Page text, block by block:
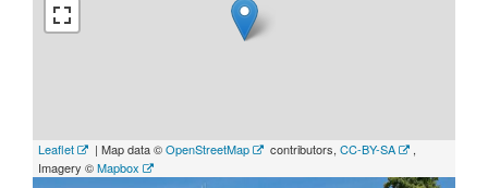
Leaflet | Map data ©OpenStreetMap contributors, CC-BY-SA
,
Imagery ©Mapbox